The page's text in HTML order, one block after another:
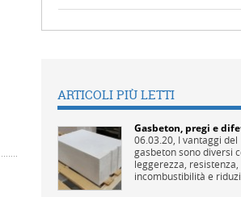
ARTICOLI PIÙ LETTI
Gasbeton, pregi e
06.03.20, I vantaggi del
gasbeton sono diversi
leggerezza, resistenza,
incombustibilità e